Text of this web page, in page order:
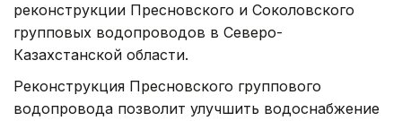
реконструкции Пресновского и Соколовского
групповых водопроводов в Северо-
Казахстанской области.
Реконструкция Пресновского группового
водопровода позволит улучшить водоснабжение